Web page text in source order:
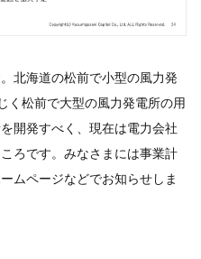
北海道の松前で小型の風力発
く松前で大型の風力発電所の用
開発すべく、現在は電力会社
ろです。みなさまには事業計
ムページなどでお知らせしま